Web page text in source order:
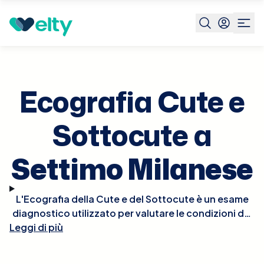
Prenota visita Ecografia Cute E Sottocute
Settimo
Ecografia Cute e
Sottocute a
Settimo Milanese
L'Ecografia della Cute e del Sottocute è un esame
diagnostico utilizzato per valutare le condizioni dei
tessuti superficiali del corpo, come la pelle e il
Leggi di più